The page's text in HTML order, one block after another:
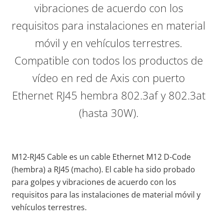
vibraciones de acuerdo con los
requisitos para instalaciones en material
móvil y en vehículos terrestres.
Compatible con todos los productos de
vídeo en red de Axis con puerto
Ethernet RJ45 hembra 802.3af y 802.3at
(hasta 30W).
M12-RJ45 Cable es un cable Ethernet M12 D-Code
(hembra) a RJ45 (macho). El cable ha sido probado
para golpes y vibraciones de acuerdo con los
requisitos para las instalaciones de material móvil y
vehículos terrestres.